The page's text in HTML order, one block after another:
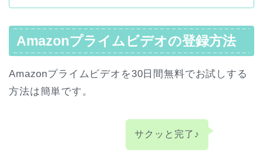
Amazonプライムビデオの登録方法
Amazonプライムビデオを30日間無料でお試しする
方法は簡単です。
サクッと完了♪